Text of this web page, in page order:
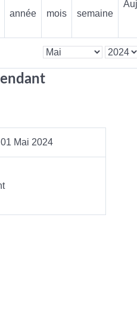
année
mois
semaine
Mai 2024